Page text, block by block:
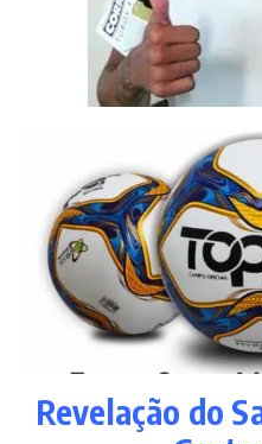
Revelação do